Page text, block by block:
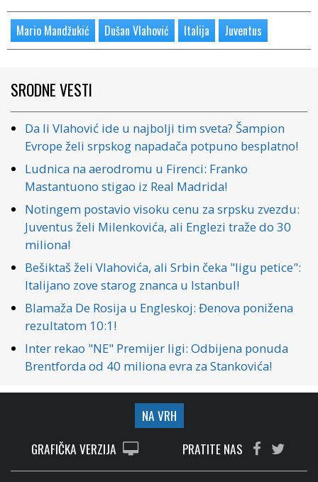
Mario Mandžukić Dušan Vlahović Italija Juventus
SRODNE VESTI
Da li Vlahović ide u najbolji tim sveta? Šampion
Evrope želi srpskog napadača potpuno besplatno!
Ludnica na aerodromu u Firenci: Franko
Mastantuono stigao iz Real Madrida!
Notingem postavio visoku cenu za srpsku zvezdu:
Juventus želi Milenkovića, ali Englezi traže do 30
miliona!
Bešiktaš želi Vlahovića, ali Srbin čeka "ligu petice":
Italijano zove starog znanca u Istanbul!
Blamaža De Rosija u Engleskoj: Đenova ponižena
rezultatom 10:1!
Inter rekao "NE" Premijer ligi: Odbijena ponuda
Brentforda od 40 miliona evra za Stankovića!
NA VRH
GRAFIČKA VERZIJA
PRATITE NAS